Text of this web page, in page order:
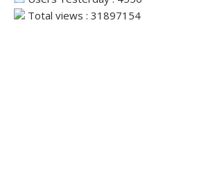
Total views : 31897154